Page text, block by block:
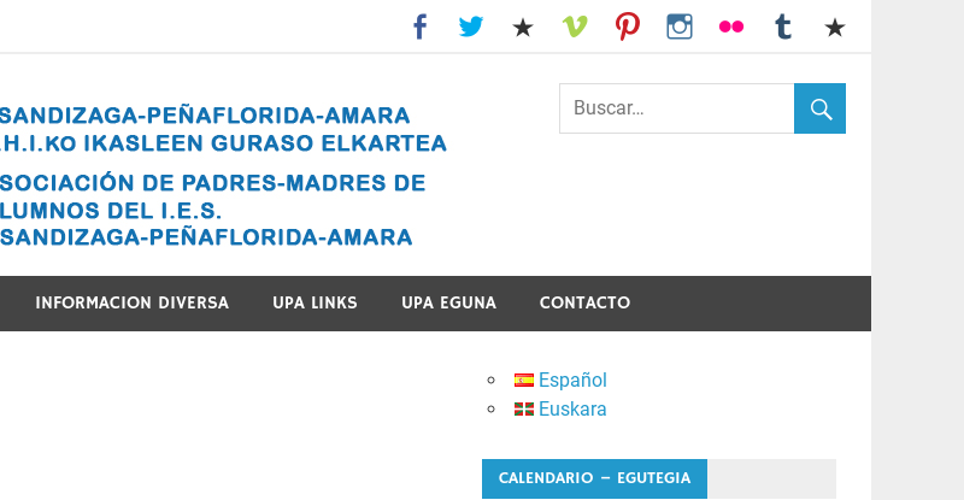
Asociación de Padres-Madres de Alumnos del I.E.S. Usandizaga-Peñaflorida-Amara
INFORMACION DIVERSA UPA LINKS UPA EGUNA CONTACTO
Español
Euskara
CALENDARIO – EGUTEGIA